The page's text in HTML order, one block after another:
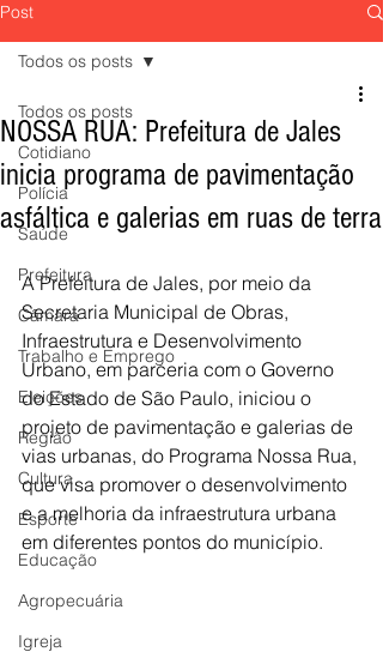
Post
Todos os posts
Cotidiano
Polícia
Saúde
Prefeitura
Câmara
Trabalho e Emprego
Eleições
Região
Cultura
Esporte
Educação
Agropecuária
Igreja
Todos os posts
NOSSA RUA: Prefeitura de Jales
inicia programa de pavimentação
asfáltica e galerias em ruas de terra
A Prefeitura de Jales, por meio da
Secretaria Municipal de Obras,
Infraestrutura e Desenvolvimento
Urbano, em parceria com o Governo
do Estado de São Paulo, iniciou o
projeto de pavimentação e galerias de
vias urbanas, do Programa Nossa Rua,
que visa promover o desenvolvimento
e a melhoria da infraestrutura urbana
em diferentes pontos do município.